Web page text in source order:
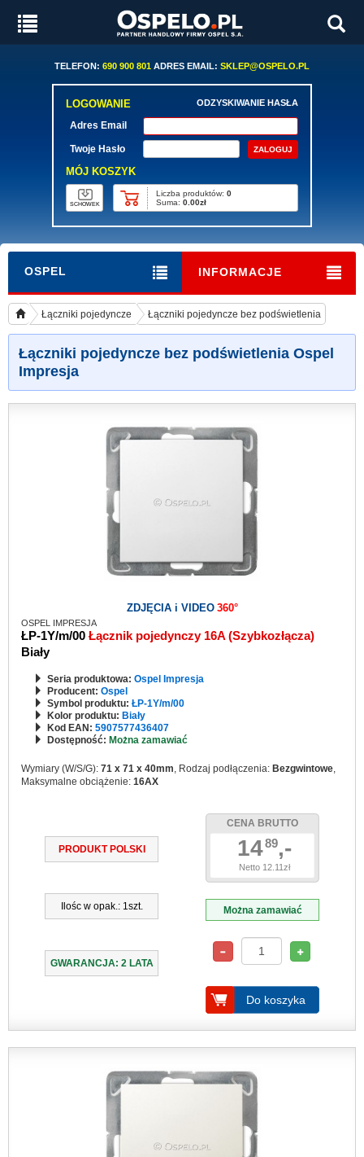
TELEFON: 690 900 801 ADRES EMAIL: SKLEP@OSPELO.PL
LOGOWANIE ODZYSKIWANIE HASŁA
Adres Email
Twoje Hasło
MÓJ KOSZYK
SCHOWEK
Liczba produktów: 0
Suma: 0.00zł
OSPEL INFORMACJE
Łączniki pojedyncze Łączniki pojedyncze bez podświetlenia
Łączniki pojedyncze bez podświetlenia Ospel
Impresja
ZDJĘCIA i VIDEO 360°
OSPEL IMPRESJA
ŁP-1Y/m/00 Łącznik pojedynczy 16A (Szybkozłącza)
Biały
Seria produktowa: Ospel Impresja
Producent: Ospel
Symbol produktu: ŁP-1Y/m/00
Kolor produktu: Biały
Kod EAN: 5907577436407
Dostępność: Można zamawiać
Wymiary (W/S/G): 71 x 71 x 40mm, Rodzaj podłączenia: Bezgwintowe,
Maksymalne obciążenie: 16AX
PRODUKT POLSKI
Ilośc w opak.: 1szt.
GWARANCJA: 2 LATA
CENA BRUTTO
1489,-
Netto 12.11zł
Można zamawiać
Do koszyka